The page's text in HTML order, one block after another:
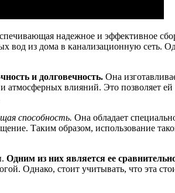
надежное и эффективное
вод из дома в канализационную
и долговечность. Она
влияний. Это позволяет
способность. Она обладает
Таким образом, использование
Одним из них является ее
Однако, стоит учитывать, что эта